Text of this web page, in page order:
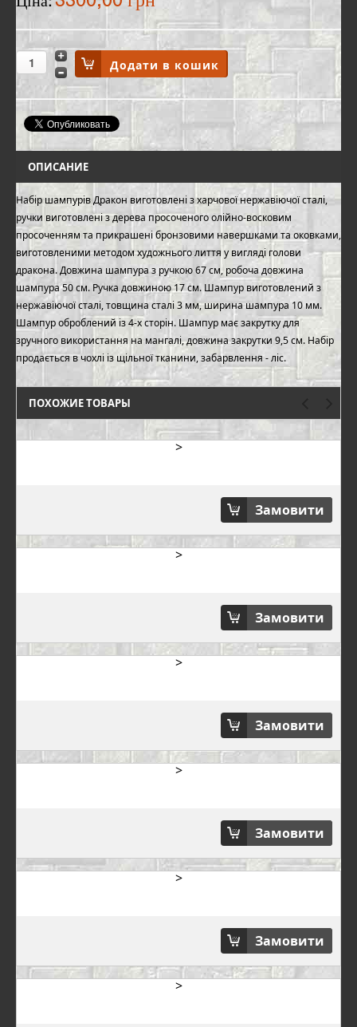
ОПИСАНИЕ
Набір шампурів Дракон виготовлені з харчової нержавіючої сталі,
ручки виготовлені з дерева просоченого олійно-восковим
просоченням та прикрашені бронзовими навершками та оковками,
виготовленими методом художнього лиття у вигляді голови
дракона. Довжина шампура з ручкою 67 см, робоча довжина
шампура 50 см. Ручка довжиною 17 см. Шампур виготовлений з
нержавіючої сталі, товщина сталі 3 мм, ширина шампура 10 мм.
Шампур оброблений із 4-х сторін. Шампур має закрутку для
зручного використання на мангалі, довжина закрутки 9,5 см. Набір
продається в чохлі із щільної тканини, забарвлення - ліс.
ПОХОЖИЕ ТОВАРЫ
>
Замовити
>
Замовити
>
Замовити
>
Замовити
>
Замовити
>